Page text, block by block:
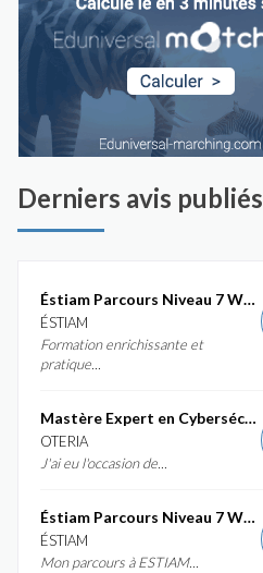
Derniers avis publiés
Éstiam Parcours Niveau 7 Web &...
ÉSTIAM
Formation enrichissante et
pratique...
Mastère Expert en Cybersécurité
OTERIA
J'ai eu l'occasion de...
Éstiam Parcours Niveau 7 Web &...
ÉSTIAM
Mon parcours à ESTIAM...